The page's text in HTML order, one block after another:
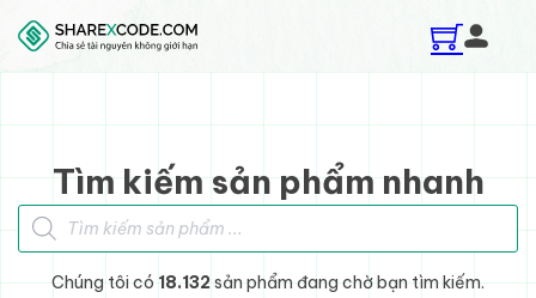
Skip to main content
Skip to footer
Tìm kiếm sản phẩm nhanh
Tìm kiếm sản phẩm
Chúng tôi có 18.132sản phẩm đang chờ bạn tìm kiếm.